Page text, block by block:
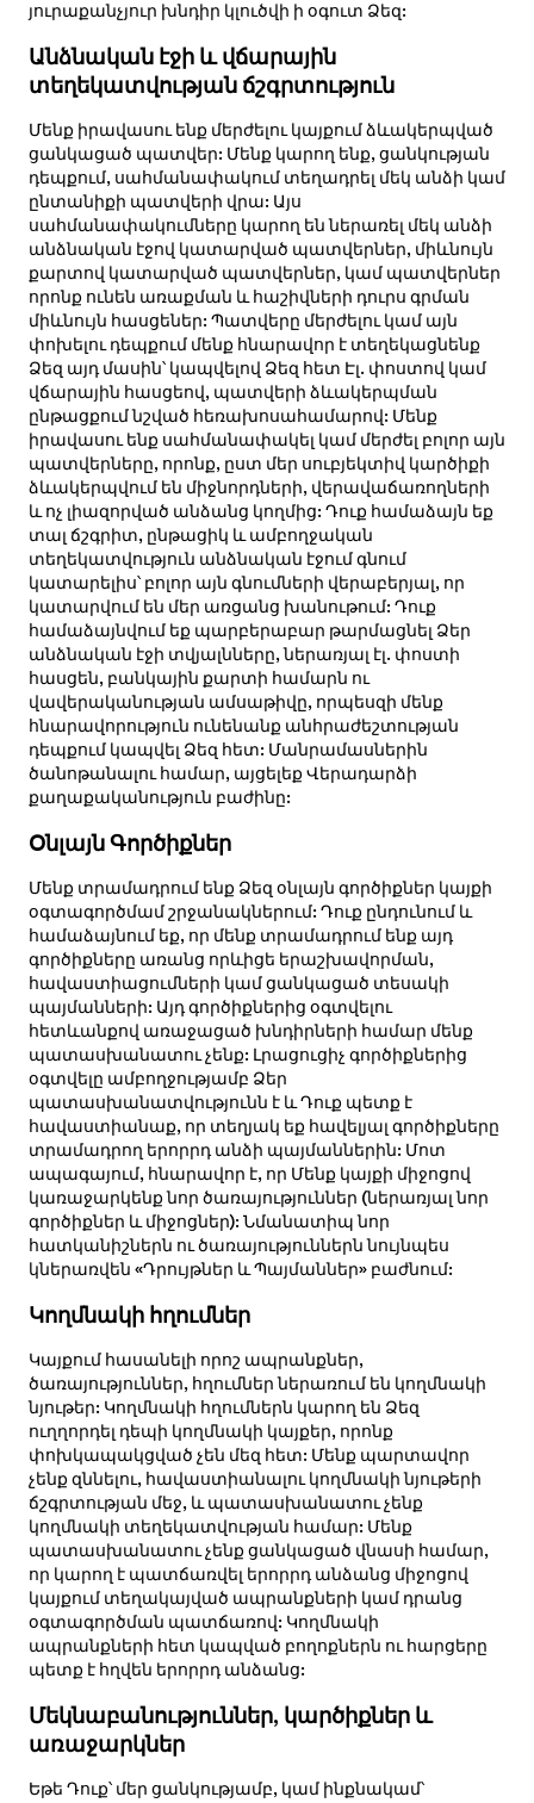
յուրաքանչյուր խնդիր կլուծվի ի օգուտ Ձեզ:
Անձնական էջի և վճարային
տեղեկատվության ճշգրտություն
Մենք իրավասու ենք մերժելու կայքում ձևակերպված
ցանկացած պատվեր: Մենք կարող ենք, ցանկության
դեպքում, սահմանափակում տեղադրել մեկ անձի կամ
ընտանիքի պատվերի վրա: Այս
սահմանափակումները կարող են ներառել մեկ անձի
անձնական էջով կատարված պատվերներ, միևնույն
քարտով կատարված պատվերներ, կամ պատվերներ
որոնք ունեն առաքման և հաշիվների դուրս գրման
միևնույն հասցեներ: Պատվերը մերժելու կամ այն
փոխելու դեպքում մենք հնարավոր է տեղեկացնենք
Ձեզ այդ մասին՝ կապվելով Ձեզ հետ Էլ. փոստով կամ
վճարային հասցեով, պատվերի ձևակերպման
ընթացքում նշված հեռախոսահամարով: Մենք
իրավասու ենք սահմանափակել կամ մերժել բոլոր այն
պատվերները, որոնք, ըստ մեր սուբյեկտիվ կարծիքի
ձևակերպվում են միջնորդների, վերավաճառողների
և ոչ լիազորված անձանց կողմից: Դուք համաձայն եք
տալ ճշգրիտ, ընթացիկ և ամբողջական
տեղեկատվություն անձնական էջում գնում
կատարելիս՝ բոլոր այն գնումների վերաբերյալ, որ
կատարվում են մեր առցանց խանութում: Դուք
համաձայնվում եք պարբերաբար թարմացնել Ձեր
անձնական էջի տվյալնները, ներառյալ էլ. փոստի
հասցեն, բանկային քարտի համարն ու
վավերականության ամսաթիվը, որպեսզի մենք
հնարավորություն ունենանք անհրաժեշտության
դեպքում կապվել Ձեզ հետ: Մանրամասներին
ծանոթանալու համար, այցելեք Վերադարձի
քաղաքականություն բաժինը:
Օնլայն Գործիքներ
Մենք տրամադրում ենք Ձեզ օնլայն գործիքներ կայքի
օգտագործմամ շրջանակներում: Դուք ընդունում և
համաձայնում եք, որ մենք տրամադրում ենք այդ
գործիքները առանց որևիցե երաշխավորման,
հավաստիացումների կամ ցանկացած տեսակի
պայմանների: Այդ գործիքներից օգտվելու
հետևանքով առաջացած խնդիրների համար մենք
պատասխանատու չենք: Լրացուցիչ գործիքներից
օգտվելը ամբողջությամբ Ձեր
պատասխանատվությունն է և Դուք պետք է
հավաստիանաք, որ տեղյակ եք հավելյալ գործիքները
տրամադրող երորրդ անձի պայմաններին: Մոտ
ապագայում, հնարավոր է, որ Մենք կայքի միջոցով
կառաջարկենք նոր ծառայություններ (ներառյալ նոր
գործիքներ և միջոցներ): Նմանատիպ նոր
հատկանիշներն ու ծառայություններն նույնպես
կներառվեն «Դրույթներ և Պայմաններ» բաժնում:
Կողմնակի հղումներ
Կայքում հասանելի որոշ ապրանքներ,
ծառայություններ, հղումներ ներառում են կողմնակի
նյութեր: Կողմնակի հղումներն կարող են Ձեզ
ուղղորդել դեպի կողմնակի կայքեր, որոնք
փոխկապակցված չեն մեզ հետ: Մենք պարտավոր
չենք զննելու, հավաստիանալու կողմնակի նյութերի
ճշգրտության մեջ, և պատասխանատու չենք
կողմնակի տեղեկատվության համար: Մենք
պատասխանատու չենք ցանկացած վնասի համար,
որ կարող է պատճառվել երորրդ անձանց միջոցով
կայքում տեղակայված ապրանքների կամ դրանց
օգտագործման պատճառով: Կողմնակի
ապրանքների հետ կապված բողոքներն ու հարցերը
պետք է հղվեն երորրդ անձանց:
Մեկնաբանություններ, կարծիքներ և
առաջարկներ
Եթե Դուք՝ մեր ցանկությամբ, կամ ինքնակամ՝